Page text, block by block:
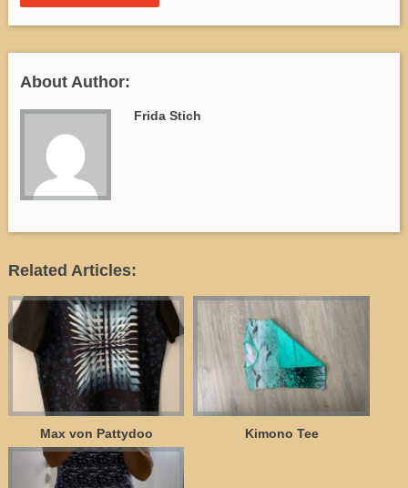
About Author:
Frida Stich
Related Articles:
Max von Pattydoo Kimono Tee